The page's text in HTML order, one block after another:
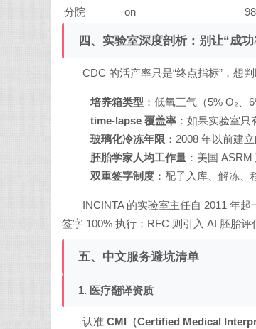
分院
on
98
四、实验室深度剖析：别让“成
CDC 的活产率只是“终点指标”，想
培养箱类型 ：低氧三气（5% O₂、
time-lapse 覆盖率 ：如果实验室
玻璃化冷冻年限 ：2008 年以前建
胚胎学家人均工作量 ：美国
双重签字制度 ：配子入库、解冻、
INCINTA 的实验室主任自 2011 年
签字 100% 执行；RFC 则引入 AI 胚胎
五、中文服务避坑清单
1. 医疗翻译资质
认准CMI（Certified Medical